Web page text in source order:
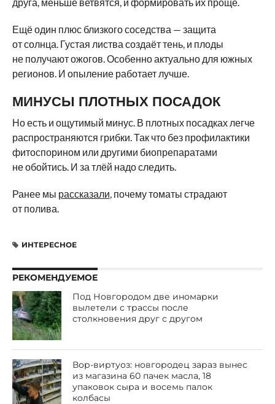
Ещё один плюс близкого соседства — защита
от солнца. Густая листва создаёт тень, и плоды
не получают ожогов. Особенно актуально для южных
регионов. И опыление работает лучше.
МИНУСЫ ПЛОТНЫХ ПОСАДОК
Но есть и ощутимый минус. В плотных посадках легче
распространяются грибки. Так что без профилактики
фитоспорином или другими биопрепаратами
не обойтись. И за тлёй надо следить.
Ранее мы рассказали , почему томаты страдают
от полива.
ИНТЕРЕСНОЕ
РЕКОМЕНДУЕМОЕ
Под Новгородом две иномарки
вылетели с трассы после
столкновения друг с другом
Вор-виртуоз: новгородец зараз вынес
из магазина 60 пачек масла, 18
упаковок сыра и восемь палок
колбасы